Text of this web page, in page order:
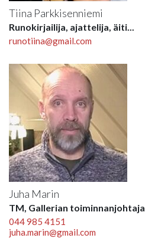
Tiina Parkkisenniemi
Runokirjailija, ajattelija, äiti...
runotiina@gmail.com
Juha Marin
TM, Gallerian toiminnanjohtaja
044 985 4151
juha.marin@gmail.com